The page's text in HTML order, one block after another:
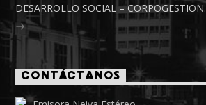
DESARROLLO SOCIAL – CORPOGESTION.
CONTÁCTANOS